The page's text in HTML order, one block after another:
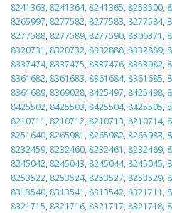
8241363, 8241364, 8241365, 8253500,
8265997, 8277582, 8277583, 8277584,
8277588, 8277589, 8277590, 8306371 ,
8320731 , 8320732, 8332888, 8332889,
8337474, 8337475, 8337476, 8353982,
8361682, 8361683, 8361684, 8361685,
8361689, 8369028, 8425497, 8425498,
8425502, 8425503, 8425504, 8425505,
8210711 , 8210712, 8210713, 8210714,
8251640, 8265981 , 8265982, 8265983,
8232459, 8232460, 8232461 , 8232469,
8245042, 8245043, 8245044, 8245045,
8253522, 8253524, 8253527, 8253529,
8313540, 8313541 , 8313542, 8321711 ,
8321715, 8321716, 8321717, 8321718,